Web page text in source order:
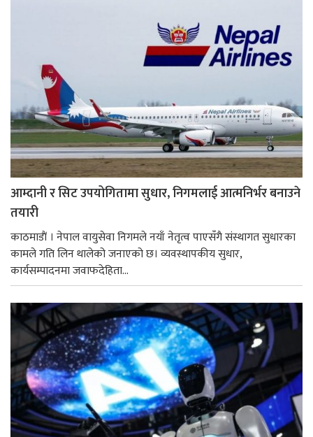
आम्दानी र सिट उपयोगितामा सुधार, निगमलाई आत्मनिर्भर बनाउने
तयारी
काठमाडाैं । नेपाल वायुसेवा निगमले नयाँ नेतृत्व पाएसँगै संस्थागत सुधारका
कामले गति लिन थालेको जनाएको छ। व्यवस्थापकीय सुधार,
कार्यसम्पादनमा जवाफदेहिता...